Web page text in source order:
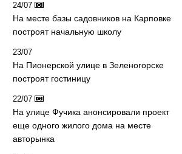
24/07
На месте базы садовников на Карповке
построят начальную школу
23/07
На Пионерской улице в Зеленогорске
построят гостиницу
22/07
На улице Фучика анонсировали проект
еще одного жилого дома на месте
авторынка